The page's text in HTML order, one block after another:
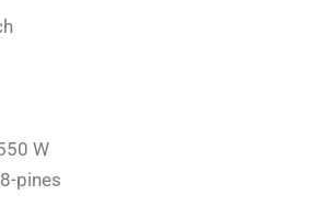
W
pines